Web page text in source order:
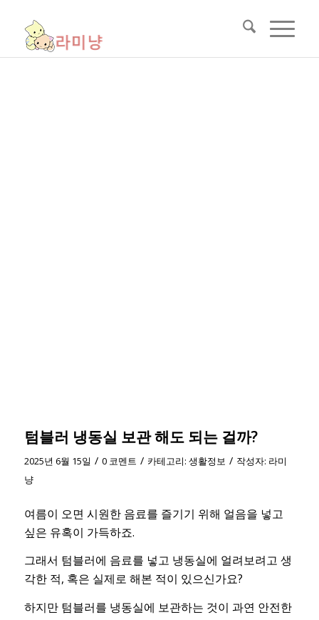
텀블러 냉동실 보관 해도 되는 걸까?
2025년 6월 15일 / 0 코멘트 / 카테고리: 생활정보 / 작성자: 라미
냥
여름이 오면 시원한 음료를 즐기기 위해 얼음을 넣고
싶은 유혹이 가득하죠.
그래서 텀블러에 음료를 넣고 냉동실에 얼려보려고 생
각한 적, 혹은 실제로 해본 적이 있으신가요?
하지만 텀블러를 냉동실에 보관하는 것이 과연 안전한